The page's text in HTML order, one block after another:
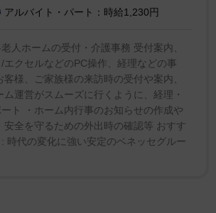
アルバイト・パート：時給1,230円
老人ホームの受付・介護事務 受付案内、
エクセルなどのPC操作、経理などの事
様、ご家族様の来訪時の受付や案内、
運営がスムーズに行くように、経理・
ト ・ホーム内行事のお知らせの作成や
安全を守るための外出時の確認等 おすす
時代の変化に強い安定のベネッセグルー